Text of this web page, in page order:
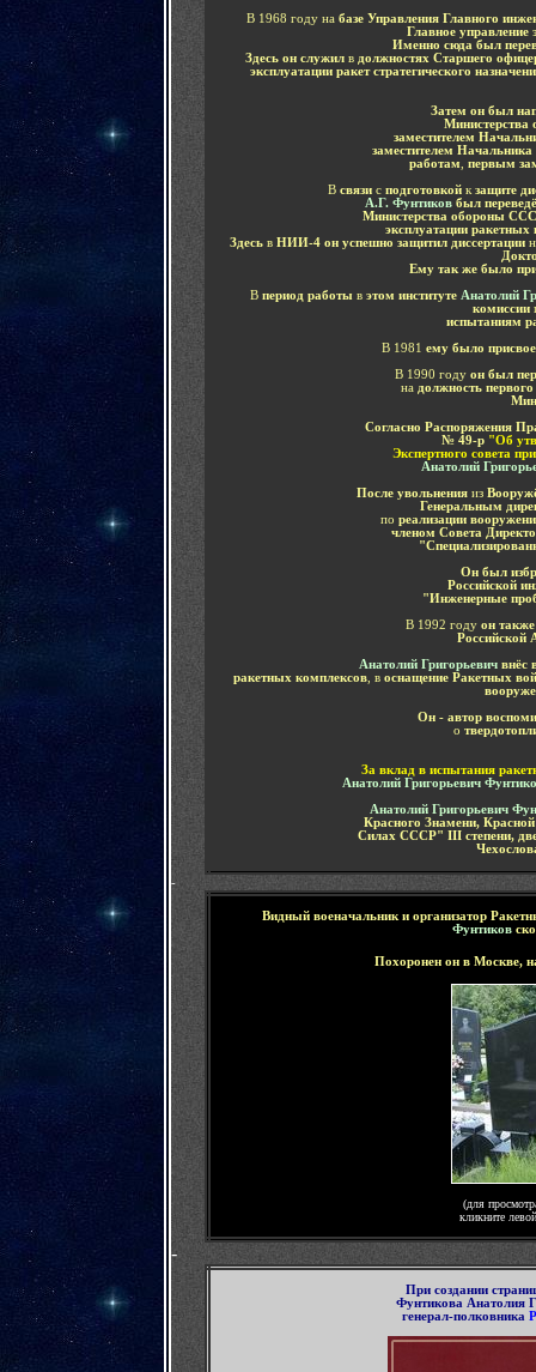
В 1968 году на базе Управления Главного
Главное управление
Именно сюда был
Здесь он служил в должностях Старшего
эксплуатации ракет стратегического
Затем он был
Министерства
заместителем
заместителем
работам
первым
В связи с подготовкой к защите
А.Г. Фунтиков был
Министерства обороны
эксплуатации ракетных
Здесьв НИИ-4 он успешно защитил диссертации
Ему так же было
В период работы в этом институте Анатолий
комиссии
испытаниям
В 1981 ему было
В 1990 году он был
на должность
Согласно Распоряжения
№ 49-р "Об
Экспертного совета
Анатолий
После увольнения из
Генеральным
по реализации
членом Совета
Он был
Российской
"Инженерные
В 1992 году он
Российской
Анатолий Григорьевичвнёс
ракетных комплексов, в оснащение Ракетных
Он - автор
о
За вклад в испытания
Анатолий Григорьевич
Анатолий Григорьевич
Красного Знамени,
Силах СССР" III степени,
-
Видный военачальник и организатор
Фунтиков
Похоронен он в Москве,
(для
кликните
-
При создании
Фунтикова Анатолия
генерал-полковника